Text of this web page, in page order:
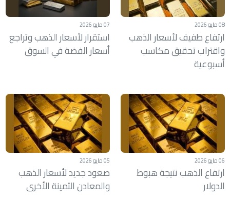
08 مايو 2026
ارتفاع طفيف لأسعار الذهب
واقتراب تحقيق مكاسب
أسبوعية
07 مايو 2026
استقرار لأسعار الذهب وتراجع
أسعار الفضة في السوق
06 مايو 2026
ارتفاع الذهب نتيجة هبوط
الدولار
05 مايو 2026
صعود جديد لأسعار الذهب
والمعادن الثمينة الأخرى